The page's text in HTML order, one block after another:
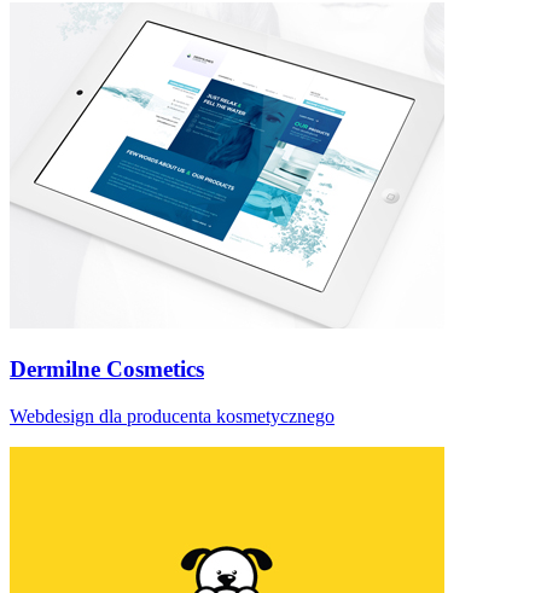
Dermilne Cosmetics
Webdesign dla producenta kosmetycznego